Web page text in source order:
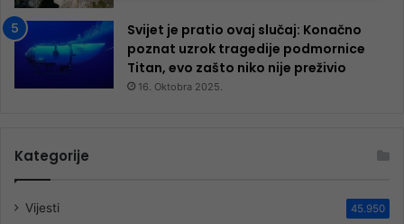
Svijet je pratio ovaj slučaj: Konačno
poznat uzrok tragedije podmornice
Titan, evo zašto niko nije preživio
16. Oktobra 2025.
Kategorije
Vijesti 45.950